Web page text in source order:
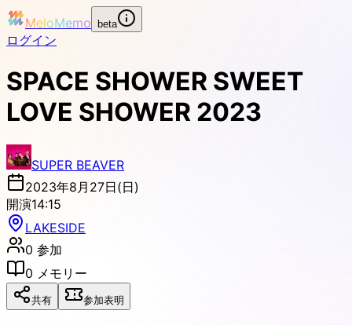
MeloMemo beta
ログイン
SPACE SHOWER SWEET
LOVE SHOWER 2023
SUPER BEAVER
2023年8月27日(日)
開演14:15
LAKESIDE
0 参加
0 メモリー
共有 参加表明